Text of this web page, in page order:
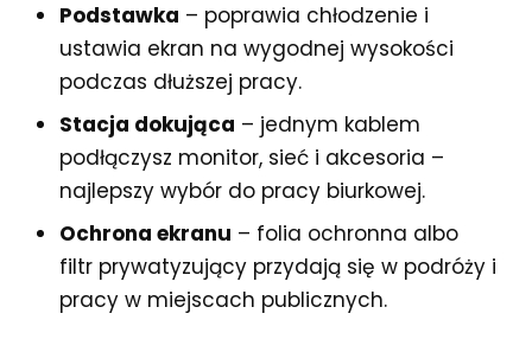
Podstawka – poprawia chłodzenie i
ustawia ekran na wygodnej wysokości
podczas dłuższej pracy.
Stacja dokująca – jednym kablem
podłączysz monitor, sieć i akcesoria –
najlepszy wybór do pracy biurkowej.
Ochrona ekranu – folia ochronna albo
filtr prywatyzujący przydają się w podróży i
pracy w miejscach publicznych.